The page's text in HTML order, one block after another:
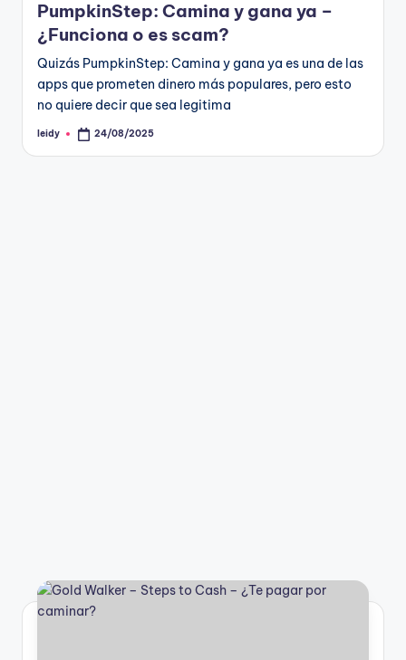
PumpkinStep: Camina y gana ya –
¿Funciona o es scam?
Quizás PumpkinStep: Camina y gana ya es una de las
apps que prometen dinero más populares, pero esto
no quiere decir que sea legitima
Publicado
leidy 24/08/2025